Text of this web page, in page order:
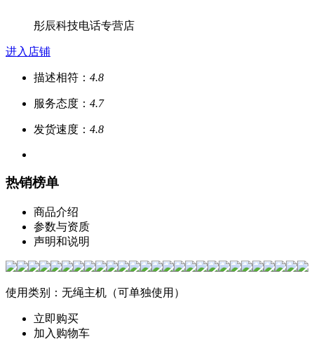
彤辰科技电话专营店
进入店铺
描述相符： 4.8
服务态度： 4.7
发货速度： 4.8
热销榜单
商品介绍
参数与资质
声明和说明
使用类别：无绳主机（可单独使用）
立即购买
加入购物车